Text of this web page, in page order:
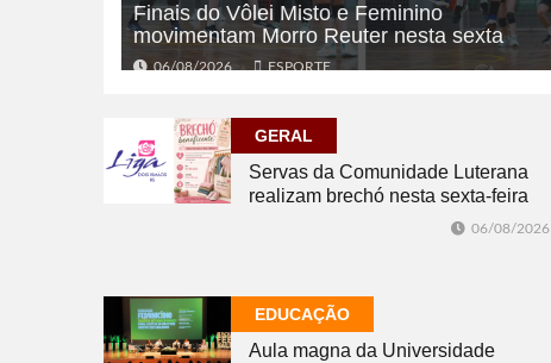
Finais do Vôlei Misto e Feminino
movimentam Morro Reuter nesta sexta
06/08/2026 ESPORTE
GERAL
Servas da Comunidade Luterana
realizam brechó nesta sexta-feira
06/08/2026
EDUCAÇÃO
Aula magna da Universidade